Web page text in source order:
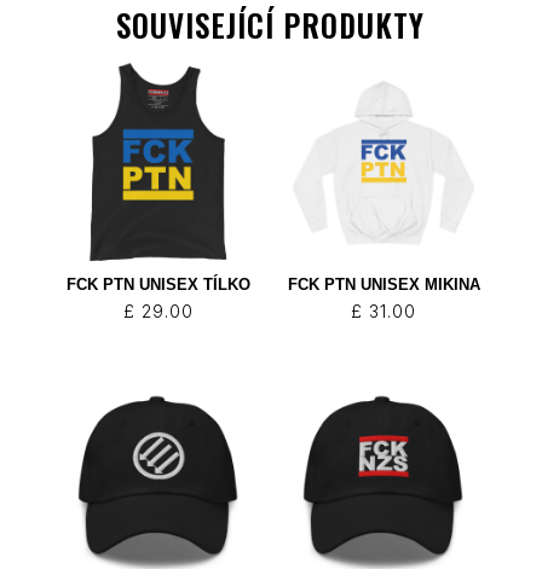
SOUVISEJÍCÍ PRODUKTY
FCK PTN UNISEX TÍLKO
£ 29.00
FCK PTN UNISEX MIKINA
£ 31.00